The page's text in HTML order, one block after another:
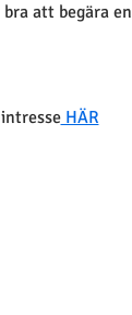
att begära en
HÄR